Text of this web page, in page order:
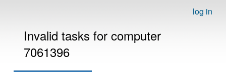
log in
Invalid tasks for computer
7061396